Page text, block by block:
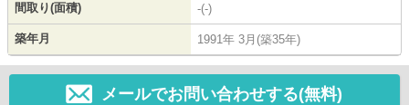
間取り(面積) -(-)
築年月 1991年 3月(築35年)
メールでお問い合わせする(無料)